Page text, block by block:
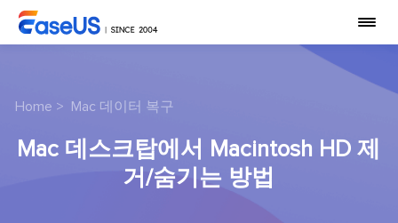
Home > Mac 데이터 복구
Mac 데스크탑에서 Macintosh HD 제
거/숨기는 방법